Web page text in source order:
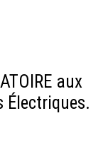
aux
Électriques.